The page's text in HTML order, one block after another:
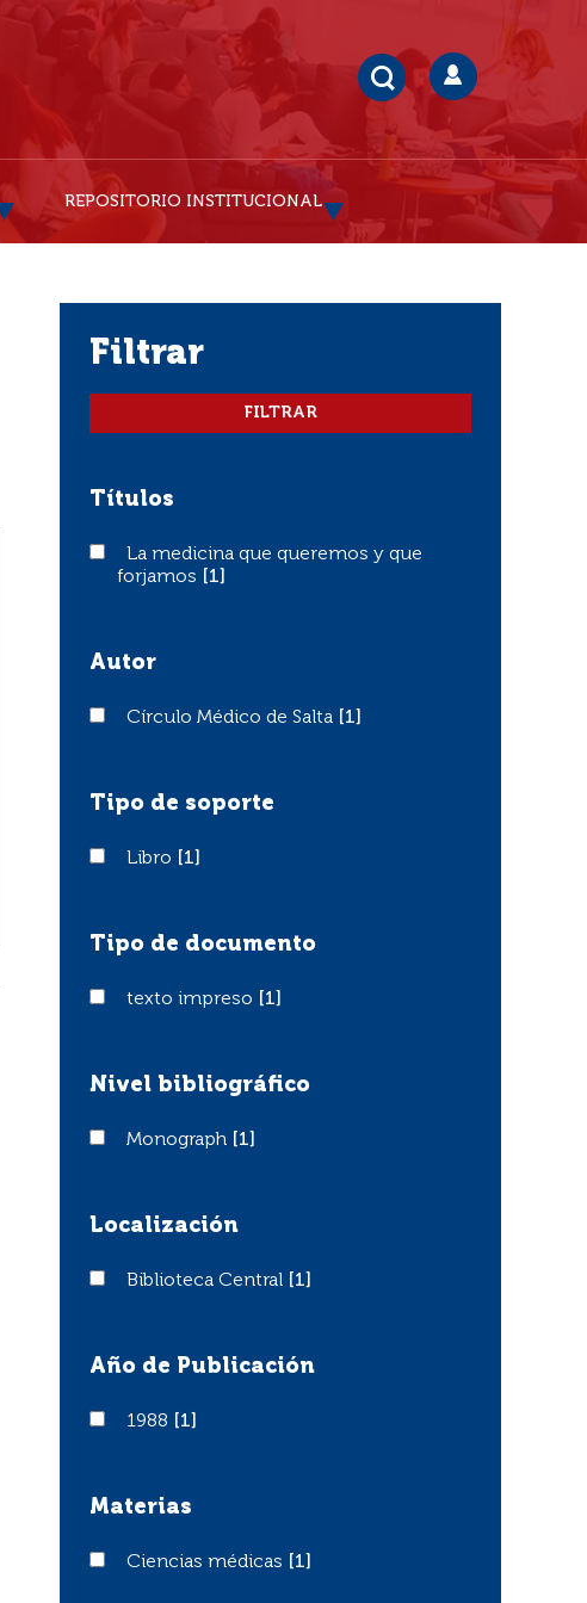
REPOSITORIO INSTITUCIONAL
filtrar
Títulos
La medicina que queremos y que forjamos
La medicina que queremos y que
forjamos
[1]
Autor
Círculo Médico de Salta
Círculo Médico de Salta [1]
Tipo de soporte
LibroLibro [1]
Tipo de documento
texto impreso
texto impreso [1]
Nivel bibliográfico
Monograph
Monograph [1]
Localización
Biblioteca Central
Biblioteca Central [1]
Año de Publicación
19881988 [1]
Materias
Ciencias médicas
Ciencias médicas [1]